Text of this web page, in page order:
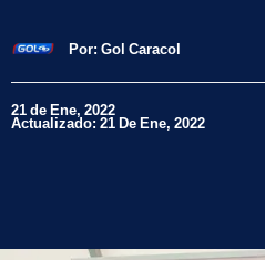
Por: Gol Caracol
21 de Ene, 2022
Actualizado: 21 De Ene, 2022